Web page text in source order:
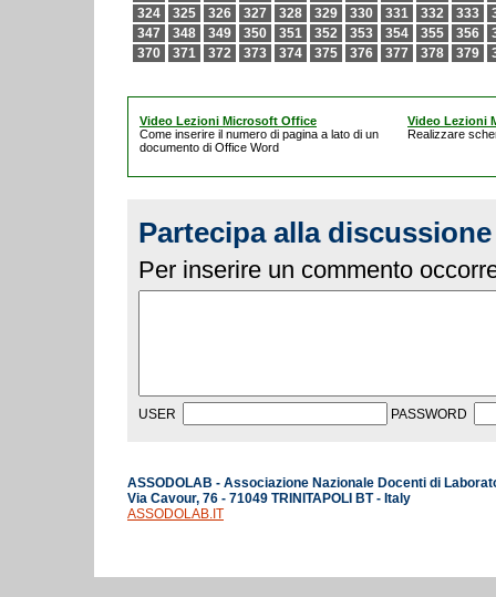
324
325 326 327 328 329 330 331 332 333
347
348 349 350 351 352 353 354 355 356
370
371 372 373 374 375 376 377 378 379
Video Lezioni Microsoft Office
Come inserire il numero di pagina a lato di un
documento di Office Word
Video Lezioni
Realizzare
Partecipa alla discussione
Per inserire un commento
USER PASSWORD
ASSODOLAB - Associazione Nazionale Docenti di
Via Cavour, 76 - 71049 TRINITAPOLI BT - Italy
ASSODOLAB.IT